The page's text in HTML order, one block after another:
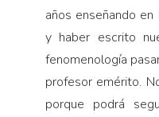
años enseñando
y haber escrito
fenomenología
profesor emérito.
porque podrá